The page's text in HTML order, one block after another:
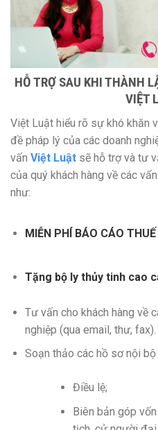
HỖ TRỢ SAU KHI THÀNH
VIỆT
Việt Luật hiểu rõ sự khó khăn
đề pháp lý của các doanh
vấn Việt Luật sẽ hỗ trợ và tư
của quý khách hàng về các
như:
MIỄN PHÍ BÁO CÁO
Tặng bộ ly thủy tinh cao
Tư vấn cho khách hàng về
nghiệp (qua email, thư, fax).
Soạn thảo các hồ sơ nội
Điều lệ;
Biên bản góp